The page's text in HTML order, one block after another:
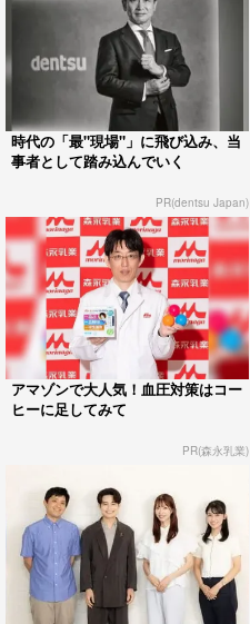
時代の「最"現場"」に飛び込み、当
事者として踏み込んでいく
PR(dentsu Japan)
アマゾンで大人気！血圧対策はコー
ヒーに足してみて
PR(森永乳業)